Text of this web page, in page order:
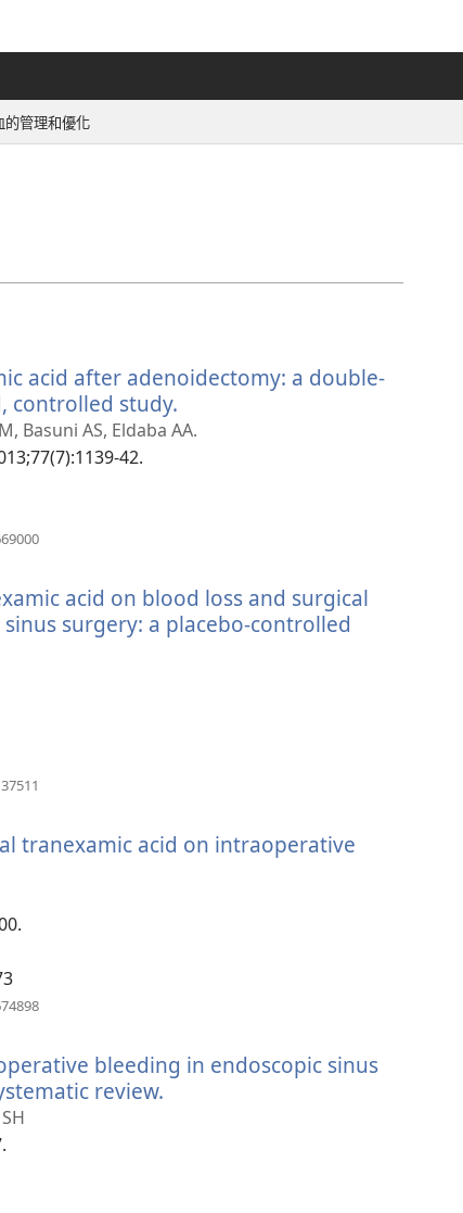
的管理和優化
acid after adenoidectomy: a double-
controlled study.
啟
Basuni AS, Eldaba AA.
42.
視
窗）
acid on blood loss and surgical
surgery: a placebo-controlled
視
tranexamic acid on intraoperative
視
窗）
bleeding in endoscopic sinus
review.